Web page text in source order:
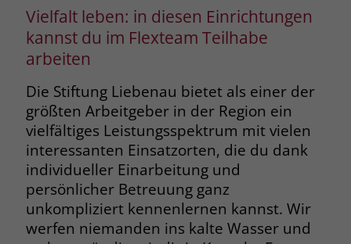
Vielfalt leben: in diesen Einrichtungen
kannst du im Flexteam Teilhabe
arbeiten
Die Stiftung Liebenau bietet als einer der
größten Arbeitgeber in der Region ein
vielfältiges Leistungsspektrum mit vielen
interessanten Einsatzorten, die du dank
individueller Einarbeitung und
persönlicher Betreuung ganz
unkompliziert kennenlernen kannst. Wir
werfen niemanden ins kalte Wasser und